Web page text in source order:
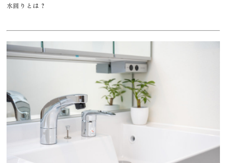
水回りとは？